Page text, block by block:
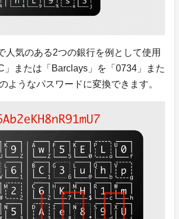
人気のある2つの銀行を例として使用
」または「Barclays」を「0734」また
ようなパスワードに変換できます。